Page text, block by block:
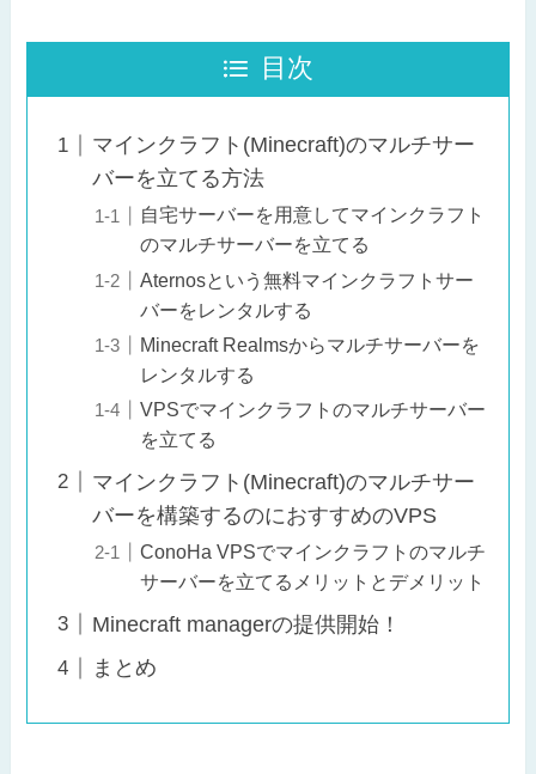
目次
マインクラフト(Minecraft)のマルチサー
バーを立てる方法
自宅サーバーを用意してマインクラフト
のマルチサーバーを立てる
Aternosという無料マインクラフトサー
バーをレンタルする
Minecraft Realmsからマルチサーバーを
レンタルする
VPSでマインクラフトのマルチサーバー
を立てる
マインクラフト(Minecraft)のマルチサー
バーを構築するのにおすすめのVPS
ConoHa VPSでマインクラフトのマルチ
サーバーを立てるメリットとデメリット
Minecraft managerの提供開始！
まとめ